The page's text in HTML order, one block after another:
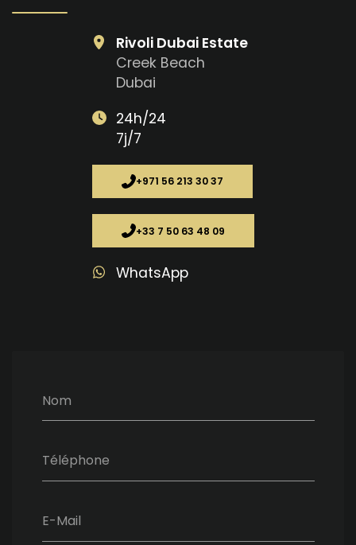
Nom
Téléphone
E-Mail
Rivoli Dubai Estate
Creek Beach
Dubai
24h/24
7j/7
+971 56 213 30 37
+33 7 50 63 48 09
WhatsApp